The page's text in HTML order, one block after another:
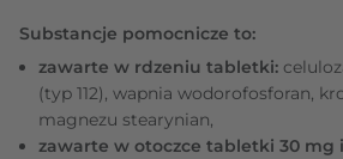
Substancje pomocnicze to:
zawarte w rdzeniu tabletki:
(typ 112), wapnia wodorofosforan,
magnezu stearynian,
zawarte w otoczce tabletki 30 mg